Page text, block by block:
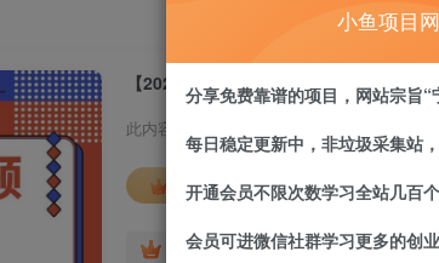
此内容为付费资源，请付费后查看
会员专属资源
网站会员免费 站长计划免费
小鱼项目
分享免费靠谱的项目，网站宗旨“
每日稳定更新中，非垃圾采集站
开通会员不限次数学习全站几百个
会员可进微信社群学习更多的创